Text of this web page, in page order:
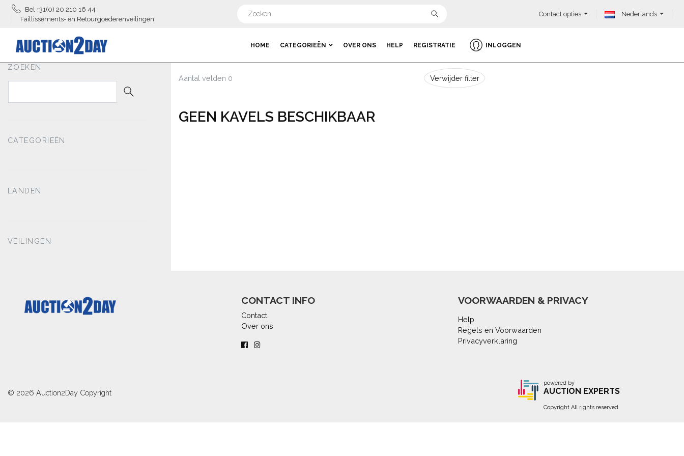
Bel +31(0) 20 210 16 44
Faillissements- en Retourgoederenveilingen
Contact opties Nederlands
HOME CATEGORIEËN OVER ONS HELP REGISTRATIE INLOGGEN
Aantal velden 0 Verwijder filter
GEEN KAVELS BESCHIKBAAR
ZOEKEN
CATEGORIEËN
LANDEN
VEILINGEN
CONTACT INFO
Contact
Over ons
VOORWAARDEN & PRIVACY
Help
Regels en Voorwaarden
Privacyverklaring
© 2026 Auction2Day Copyright
powered by
AUCTION EXPERTS
Copyright All rights reserved